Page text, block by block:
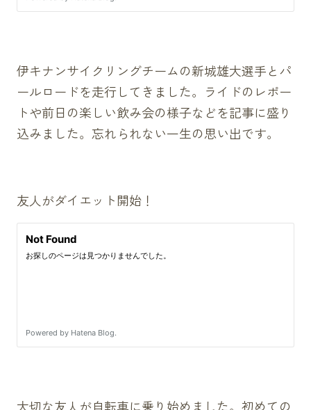
伊キナンサイクリングチームの新城雄大選手とパ
ールロードを走行してきました。ライドのレポー
トや前日の楽しい飲み会の様子などを記事に盛り
込みました。忘れられない一生の思い出です。
友人がダイエット開始！
大切な友人が自転車に乗り始めました。初めての